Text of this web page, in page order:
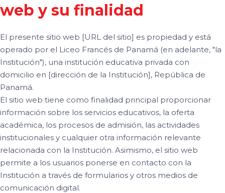
web y su finalidad
El presente sitio web [URL del sitio] es propiedad y está
operado por el Liceo Francés de Panamá (en adelante, "la
Institución"), una institución educativa privada con
domicilio en [dirección de la Institución], República de
Panamá.
El sitio web tiene como finalidad principal proporcionar
información sobre los servicios educativos, la oferta
académica, los procesos de admisión, las actividades
institucionales y cualquier otra información relevante
relacionada con la Institución. Asimismo, el sitio web
permite a los usuarios ponerse en contacto con la
Institución a través de formularios y otros medios de
comunicación digital.